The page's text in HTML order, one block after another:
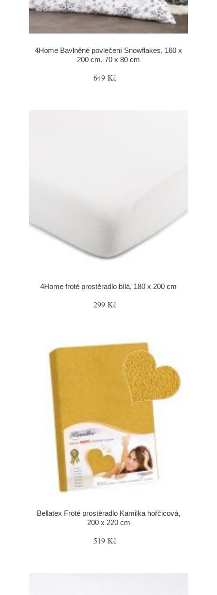
4Home Bavlněné povlečení Snowflakes, 160 x
200 cm, 70 x 80 cm
649 Kč
4Home froté prostěradlo bílá, 180 x 200 cm
299 Kč
Bellatex Froté prostěradlo Kamilka hořčicová,
200 x 220 cm
519 Kč